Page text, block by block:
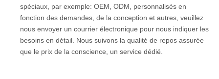
spéciaux, par exemple: OEM, ODM, personnalisés en
fonction des demandes, de la conception et autres, veuillez
nous envoyer un courrier électronique pour nous indiquer les
besoins en détail. Nous suivons la qualité de repos assurée
que le prix de la conscience, un service dédié.